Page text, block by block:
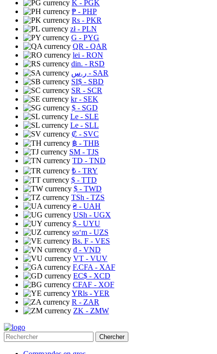
K - PGK
₱ - PHP
Rs - PKR
zł- PLN
G - PYG
QR - QAR
lei - RON
din. - RSD
ر.س - SAR
SI$ - SBD
SR - SCR
kr- SEK
$ - SGD
Le - SLE
Le - SLL
₡ - SVC
฿ - THB
ЅМ - TJS
TD - TND
₺ - TRY
$ - TTD
$ - TWD
TSh - TZS
₴ - UAH
USh - UGX
$ - UYU
soʻm - UZS
Bs. F - VES
₫ - VND
VT - VUV
F.CFA - XAF
EC$ - XCD
CFAF - XOF
YRls - YER
R - ZAR
ZK - ZMW
Chercher